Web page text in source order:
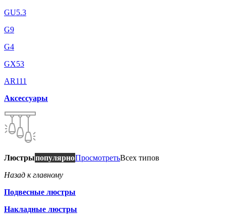
GU5.3
G9
G4
GX53
AR111
Аксессуары
ЛюстрыпопулярноПросмотретьВсех типов
Назад к главному
Подвесные люстры
Накладные люстры